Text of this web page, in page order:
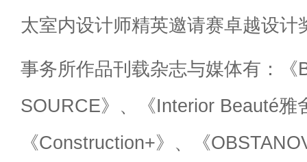
太室内设计师精英邀请赛卓越设计
事务所作品刊载杂志与媒体有：《
SOURCE》、《Interior Beauté雅
《Construction+》、《